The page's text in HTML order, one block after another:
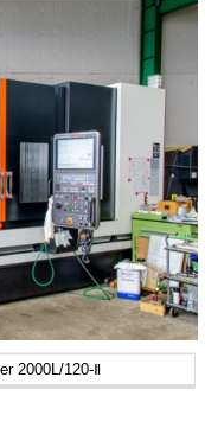
2000L/120-Ⅱ